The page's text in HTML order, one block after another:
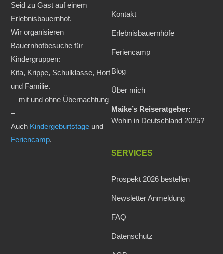
Seid zu Gast auf einem
Erlebnisbauernhof.
Wir organisieren
Bauernhofbesuche für
Kindergruppen:
Kita, Krippe, Schulklasse, Hort
und Familie.
– mit und ohne Übernachtung
–
Auch Kindergeburtstage und
Feriencamp.
Kontakt
Erlebnisbauernhöfe
Feriencamp
Blog
Über mich
Maike’s Reiseratgeber:
Wohin in Deutschland 2025?
SERVICES
Prospekt 2026 bestellen
Newsletter Anmeldung
FAQ
Datenschutz